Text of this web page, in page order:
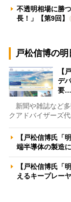
不透明相場に勝
長！」【第9回】
戸松信博の明
【
デ
要…
新聞や雑誌など多
クアドバイザーズ
【戸松信博氏「
端半導体の製造
【戸松信博氏「
えるキープレ